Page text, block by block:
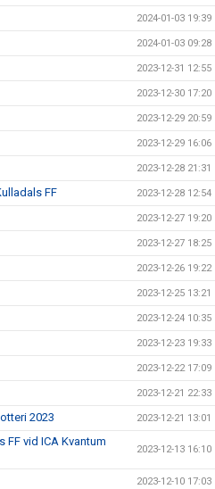
2024-01-03 19:39
2024-01-03 09:28
2023-12-31 12:55
2023-12-30 17:20
2023-12-29 20:59
2023-12-29 16:06
2023-12-28 21:31
FF 2023-12-28 12:54
2023-12-27 19:20
2023-12-27 18:25
2023-12-26 19:22
2023-12-25 13:21
2023-12-24 10:35
2023-12-23 19:33
2023-12-22 17:09
2023-12-21 22:33
2023 2023-12-21 13:01
FF vid ICA Kvantum
2023-12-13 16:10
2023-12-10 17:03